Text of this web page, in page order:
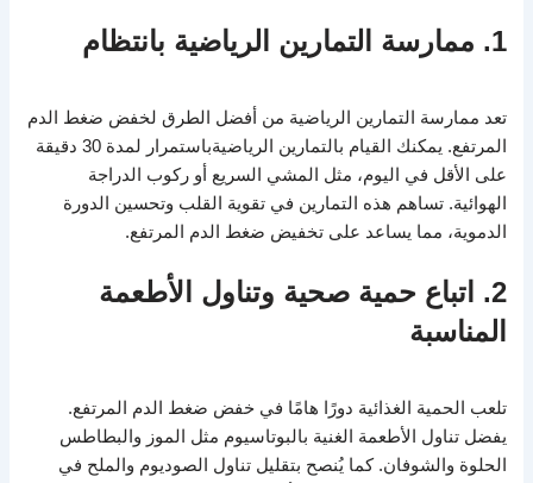
1. ممارسة التمارين الرياضية بانتظام
تعد ممارسة التمارين الرياضية من أفضل الطرق لخفض ضغط الدم
المرتفع. يمكنك القيام بالتمارين الرياضيةباستمرار لمدة 30 دقيقة
على الأقل في اليوم، مثل المشي السريع أو ركوب الدراجة
الهوائية. تساهم هذه التمارين في تقوية القلب وتحسين الدورة
الدموية، مما يساعد على تخفيض ضغط الدم المرتفع.
2. اتباع حمية صحية وتناول الأطعمة
المناسبة
تلعب الحمية الغذائية دورًا هامًا في خفض ضغط الدم المرتفع.
يفضل تناول الأطعمة الغنية بالبوتاسيوم مثل الموز والبطاطس
الحلوة والشوفان. كما يُنصح بتقليل تناول الصوديوم والملح في